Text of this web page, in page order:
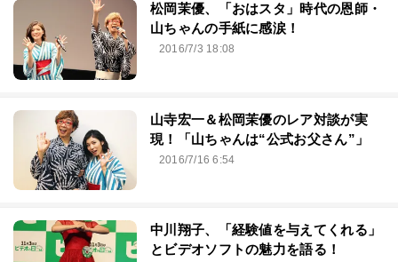
松岡茉優、「おはスタ」時代の恩師・
山ちゃんの手紙に感涙！
2016/7/3 18:08
山寺宏一＆松岡茉優のレア対談が実
現！「山ちゃんは“公式お父さん”」
2016/7/16 6:54
中川翔子、「経験値を与えてくれる」
とビデオソフトの魅力を語る！